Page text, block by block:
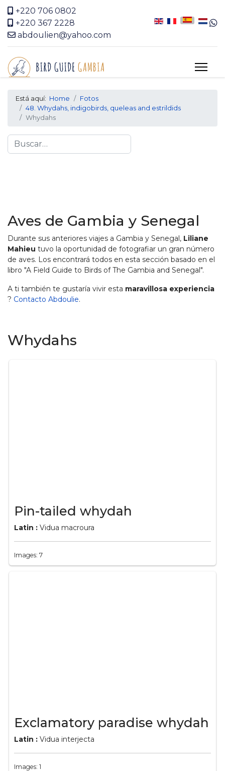
+220 706 0802
+220 367 2228
abdoulien@yahoo.com
Está aquí: Home
Fotos
48. Whydahs, indigobirds, queleas and estrildids
Whydahs
Search
Aves de Gambia y Senegal
Durante sus anteriores viajes a Gambia y Senegal, Liliane
Mahieu tuvo la oportunidad de fotografiar un gran número
de aves. Los encontrará todos en esta sección basado en el
libro "A Field Guide to Birds of The Gambia and Senegal".
A ti también te gustaría vivir esta maravillosa experiencia
? Contacto Abdoulie.
Whydahs
Pin-tailed whydah
Latin : Vidua macroura
Images: 7
Exclamatory paradise whydah
Latin : Vidua interjecta
Images: 1